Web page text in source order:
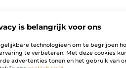
is belangrijk voor ons
technologieën om te begrijpen
te verbeteren. Met deze cookies
advertenties tonen en het gebruik van